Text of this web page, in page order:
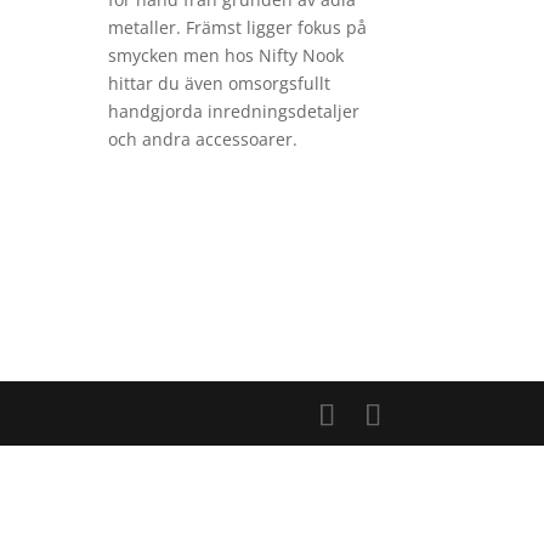
metaller. Främst ligger fokus på
smycken men hos Nifty Nook
hittar du även omsorgsfullt
handgjorda inredningsdetaljer
och andra accessoarer.